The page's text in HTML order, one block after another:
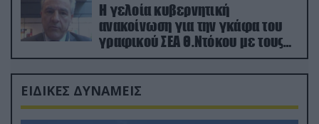
Η γελοία κυβερνητική
ανακοίνωση για την γκάφα του
γραφικού ΣΕΑ Θ.Ντόκου με τους
Ρώσους φαρσέρ
ΕΙΔΙΚΕΣ ΔΥΝΑΜΕΙΣ